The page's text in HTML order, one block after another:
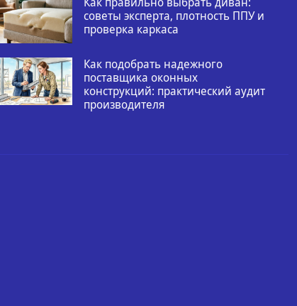
советы эксперта, плотность ППУ и
проверка каркаса
Как подобрать надежного
поставщика оконных
конструкций: практический аудит
производителя